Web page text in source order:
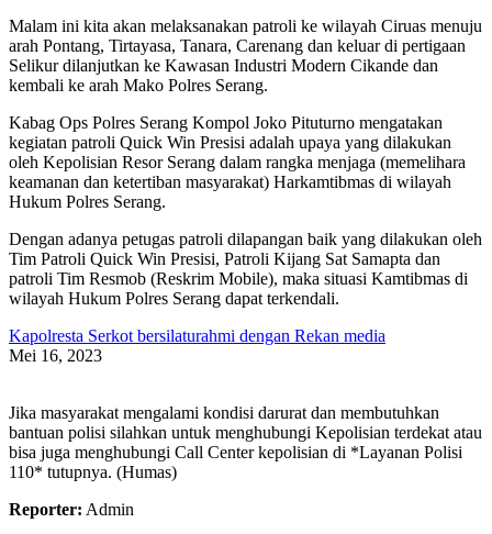
Malam ini kita akan melaksanakan patroli ke wilayah Ciruas menuju
arah Pontang, Tirtayasa, Tanara, Carenang dan keluar di pertigaan
Selikur dilanjutkan ke Kawasan Industri Modern Cikande dan
kembali ke arah Mako Polres Serang.
Kabag Ops Polres Serang Kompol Joko Pituturno mengatakan
kegiatan patroli Quick Win Presisi adalah upaya yang dilakukan
oleh Kepolisian Resor Serang dalam rangka menjaga (memelihara
keamanan dan ketertiban masyarakat) Harkamtibmas di wilayah
Hukum Polres Serang.
Dengan adanya petugas patroli dilapangan baik yang dilakukan oleh
Tim Patroli Quick Win Presisi, Patroli Kijang Sat Samapta dan
patroli Tim Resmob (Reskrim Mobile), maka situasi Kamtibmas di
wilayah Hukum Polres Serang dapat terkendali.
Kapolresta Serkot bersilaturahmi dengan Rekan media
Mei 16, 2023
Jika masyarakat mengalami kondisi darurat dan membutuhkan
bantuan polisi silahkan untuk menghubungi Kepolisian terdekat atau
bisa juga menghubungi Call Center kepolisian di *Layanan Polisi
110* tutupnya. (Humas)
Reporter: Admin